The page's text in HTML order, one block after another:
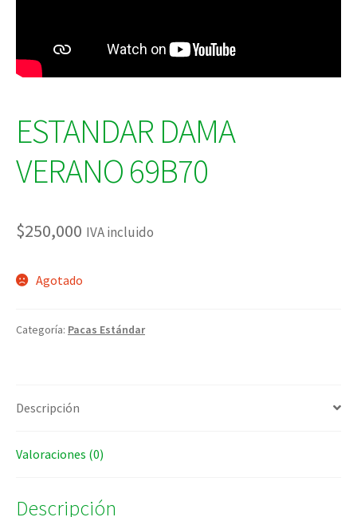
ESTANDAR DAMA
VERANO 69B70
$250,000 IVA incluido
Agotado
Categoría: Pacas Estándar
Descripción
Valoraciones (0)
Descripción